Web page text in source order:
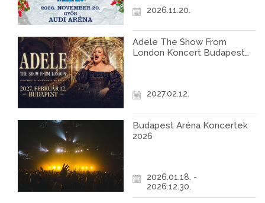
2026.11.20.
Adele The Show From
London Koncert Budapest
2027.02.12.
Budapest Aréna Koncertek
2026
2026.01.18. -
2026.12.30.